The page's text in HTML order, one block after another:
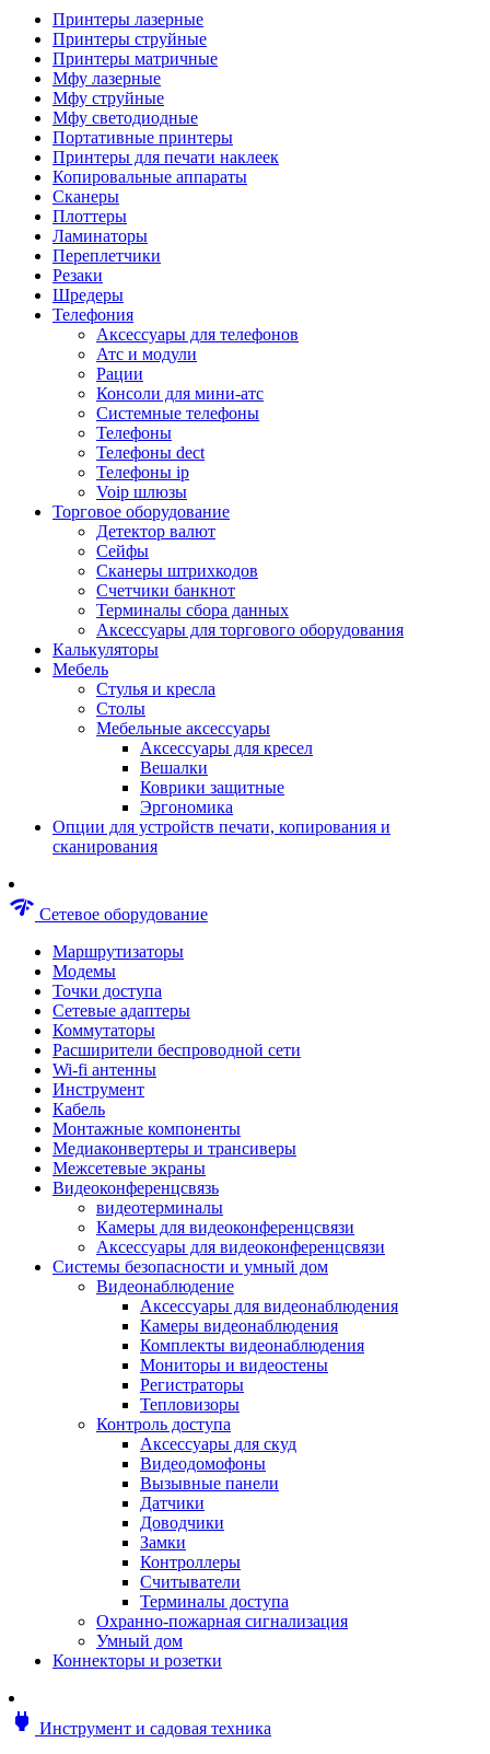
Камеры для видеоконференцсвязи
Аксессуары для видеоконференцсвязи
Системы безопасности и умный дом
Комплекты видеонаблюдения
Мониторы и видеостены
Регистраторы
Замки
Терминалы доступа
Охранно-пожарная сигнализация
Коннекторы и розетки
Инструмент и садовая техника
Электро и пневмоинструмент
Аксессуары для пневмоинструментов
Гайковерты пневматические
Инструмент измерительный
Краскораспылители пневматические
Наборы пневматические
Пистолеты пневматические
Шуруповерты
Дрели
Лобзики
Перфораторы
Шлифмашины
Наборы инструментов
Пилы
Пылесосы строительные
Степлеры строительные
Пистолеты клеевые
Наборы бит и сверел
Инструмент многофункциональный
Круги, диски, фрезы
Аксессуары для электро и
пневмоинструмента
Аккумуляторы для инструмента
Зарядные устройства для аккумуляторов
Миксеры строительные
Молотки отбойные
Паяльное оборудование
Садовая техника
Минимойки
Аксессуары для минимоек
Газонокосилки и триммеры
Газонокосилки
Культиваторы и мотоблоки
Аэраторы и скарификаторы
Мотоблоки
Генераторы
Снегоуборщики
Воздуходувки
Цепные и бензопилы
Оснастка к садовой технике
Садовые насосы
Поливочное оборудование
Садовые измельчители
Гидроаккумуляторы
Аксессуары для садовых инструментов
Принтеры лазерные
Принтеры струйные
Принтеры матричные
Мфу лазерные
Мфу струйные
Мфу светодиодные
Портативные принтеры
Принтеры для печати наклеек
Копировальные аппараты
Сканеры
Плоттеры
Ламинаторы
Переплетчики
Резаки
Шредеры
Телефония
Аксессуары для телефонов
Атс и модули
Рации
Консоли для мини-атс
Системные телефоны
Телефоны
Телефоны dect
Телефоны ip
Voip шлюзы
Торговое оборудование
Детектор валют
Сейфы
Сканеры штрихкодов
Счетчики банкнот
Терминалы сбора данных
Аксессуары для торгового оборудования
Калькуляторы
Мебель
Стулья и кресла
Столы
Мебельные аксессуары
Аксессуары для кресел
Вешалки
Коврики защитные
Эргономика
Опции для устройств печати, копирования и
сканирования
network_check Сетевое оборудование
Маршрутизаторы
Модемы
Точки доступа
Сетевые адаптеры
Коммутаторы
Расширители беспроводной сети
Wi-fi антенны
Инструмент
Кабель
Монтажные компоненты
Медиаконвертеры и трансиверы
Межсетевые экраны
Видеоконференцсвязь
видеотерминалы
Камеры для видеоконференцсвязи
Аксессуары для видеоконференцсвязи
Системы безопасности и умный дом
Видеонаблюдение
Аксессуары для видеонаблюдения
Камеры видеонаблюдения
Комплекты видеонаблюдения
Мониторы и видеостены
Регистраторы
Тепловизоры
Контроль доступа
Аксессуары для скуд
Видеодомофоны
Вызывные панели
Датчики
Доводчики
Замки
Контроллеры
Считыватели
Терминалы доступа
Охранно-пожарная сигнализация
Умный дом
Коннекторы и розетки
power Инструмент и садовая техника